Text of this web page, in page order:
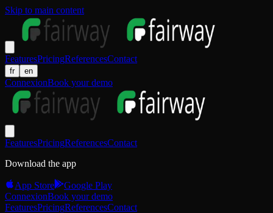
Skip to main content
FeaturesPricingReferencesContact
fr en
ConnexionBook your demo
FeaturesPricingReferencesContact
Download the app
App Store
Google Play
ConnexionBook your demo
FeaturesPricingReferencesContact